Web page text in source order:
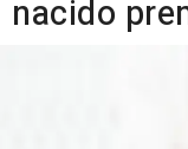
nacido